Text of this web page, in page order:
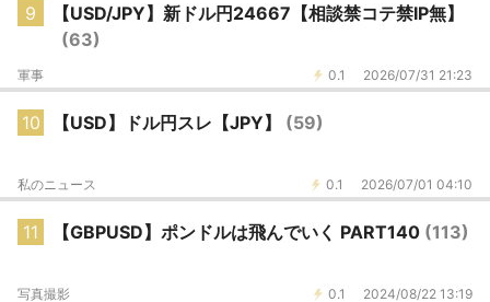
9
【USD/JPY】新ドル円24667【相談禁コテ禁IP無】
(63)
0.1 2026/07/31 21:23
軍事
10 【USD】ドル円スレ【JPY】 (59)
0.1 2026/07/01 04:10
私のニュース
11 【GBPUSD】ポンドルは飛んでいく PART140 (113)
0.1 2024/08/22 13:19
写真撮影